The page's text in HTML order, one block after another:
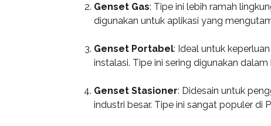
Genset Gas: Tipe ini lebih ramah
digunakan untuk aplikasi yang
Genset Portabel: Ideal untuk
instalasi. Tipe ini sering digunakan
Genset Stasioner: Didesain untuk
industri besar. Tipe ini sangat populer di